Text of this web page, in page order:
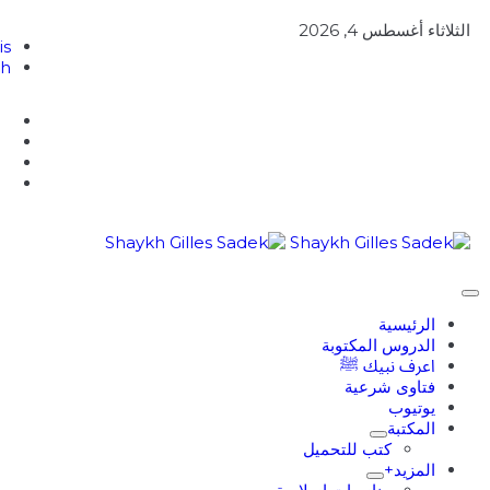
الثلاثاء أغسطس 4, 2026
الرئيسية
الدروس المكتوبة
اعرف نبيك ﷺ
فتاوى شرعية
يوتيوب
المكتبة
كتب للتحميل
المزيد+